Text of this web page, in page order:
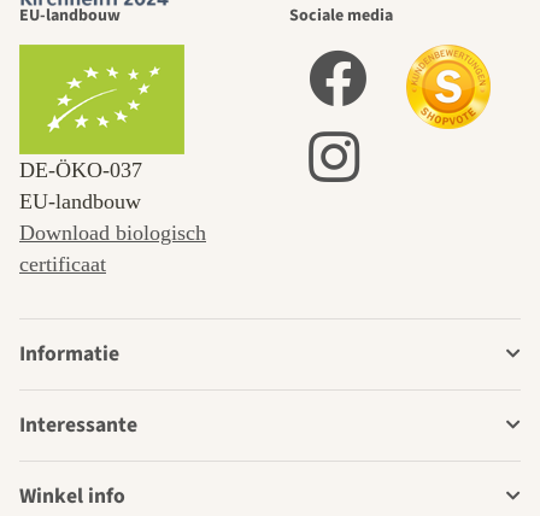
EU-landbouw
DE‑ÖKO‑037
EU-landbouw
Download biologisch
certificaat
Sociale media
Informatie
Interessante
Winkel info